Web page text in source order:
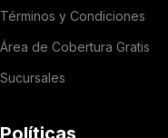
Términos y Condiciones
Área de Cobertura Gratis
Sucursales
Políticas